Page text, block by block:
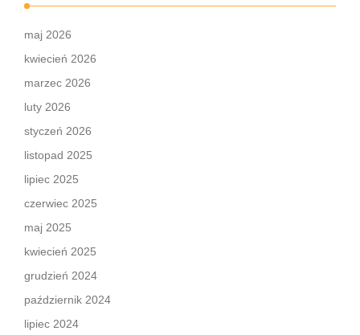
maj 2026
kwiecień 2026
marzec 2026
luty 2026
styczeń 2026
listopad 2025
lipiec 2025
czerwiec 2025
maj 2025
kwiecień 2025
grudzień 2024
październik 2024
lipiec 2024